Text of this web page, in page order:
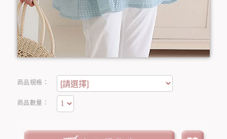
商品規格：
商品數量：